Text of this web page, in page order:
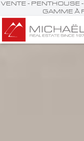
VENTE - PENTHOUSE
GAMME À